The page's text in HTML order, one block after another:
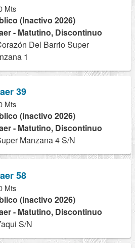
Mts
(Inactivo 2026)
- Matutino, Discontinuo
Del Barrio Super
1
39
Mts
(Inactivo 2026)
- Matutino, Discontinuo
Manzana 4 S/N
58
Mts
(Inactivo 2026)
- Matutino, Discontinuo
S/N